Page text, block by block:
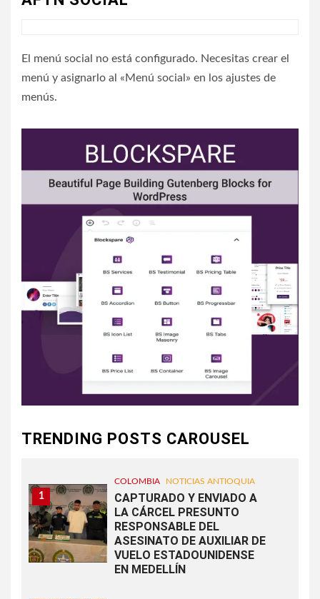
El menú social no está configurado. Necesitas crear el
menú y asignarlo al «Menú social» en los ajustes de
menús.
TRENDING POSTS CAROUSEL
1
COLOMBIA NOTICIAS ANTIOQUIA
CAPTURADO Y ENVIADO A
LA CÁRCEL PRESUNTO
RESPONSABLE DEL
ASESINATO DE AUXILIAR DE
VUELO ESTADOUNIDENSE
EN MEDELLÍN